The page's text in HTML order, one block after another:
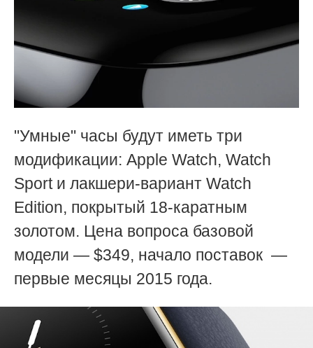
"Умные" часы будут иметь три
модификации: Apple Watch, Watсh
Sport и лакшери-вариант Watch
Edition, покрытый 18-каратным
золотом. Цена вопроса базовой
модели — $349, начало поставок —
первые месяцы 2015 года.